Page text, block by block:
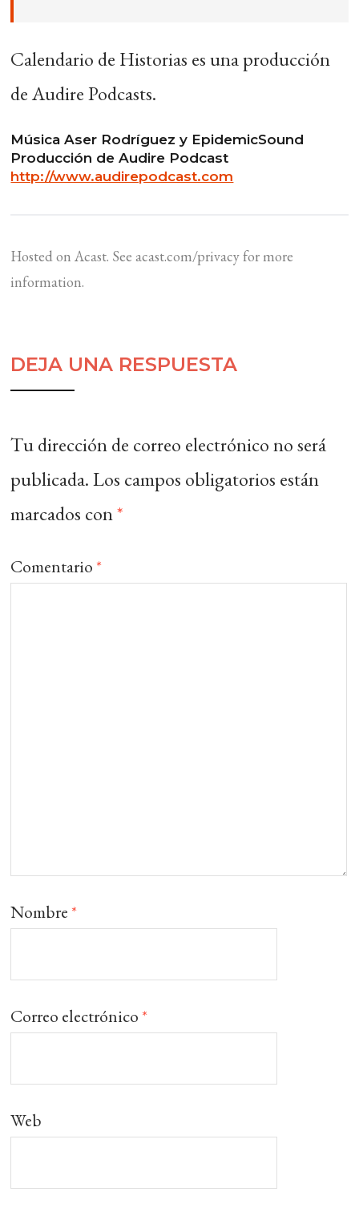
Calendario de Historias es una producción
de Audire Podcasts.
Música Aser Rodríguez y EpidemicSound
Producción de Audire Podcast
http://www.audirepodcast.com
Hosted on Acast. Seeacast.com/privacyfor more
information.
DEJA UNA RESPUESTA
Tu dirección de correo electrónico no será
publicada. Los campos obligatorios están
marcados con*
Comentario *
Nombre *
Correo electrónico *
Web